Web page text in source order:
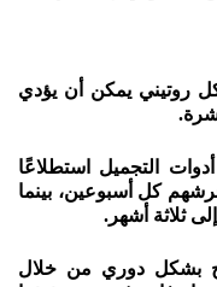
روتيني يمكن أن يؤدي
التجميل استطلاعًا
ينظفون فرشهم كل أسبوعين، بينما
بشكل دوري من خلال